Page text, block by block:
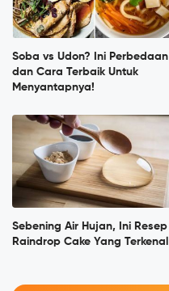
Soba vs Udon? Ini Perbedaan
dan Cara Terbaik Untuk
Menyantapnya!
Sebening Air Hujan, Ini Resep
Raindrop Cake Yang Terkenal